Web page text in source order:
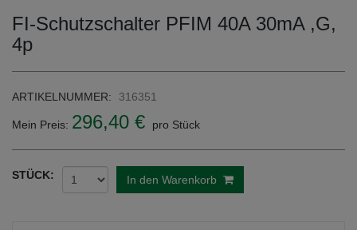
FI-Schutzschalter PFIM 40A 30mA ,G,
4p
ARTIKELNUMMER: 316351
Mein Preis: 296,40 € pro Stück
STÜCK: In den Warenkorb